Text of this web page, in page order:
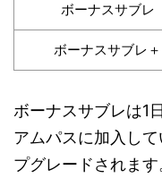
ボーナスサブレ
ボーナスサブレ＋
ボーナスサブレは1
アムパスに加入し
プグレードされます